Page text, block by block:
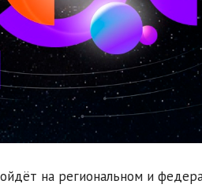
на региональном и